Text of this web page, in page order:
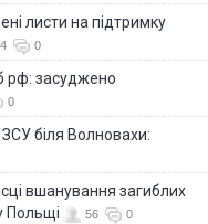
листи на підтримку
0
рф: засуджено
0
ЗСУ біля Волновахи:
вшанування загиблих
Польщі
56 0